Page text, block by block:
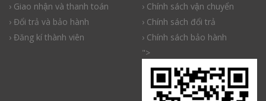
› Giao nhận và thanh toán
› Đổi trả và bảo hành
› Đăng kí thành viên
› Chính sách vận chuyển
› Chính sách đổi trả
› Chính sách bảo hành
">